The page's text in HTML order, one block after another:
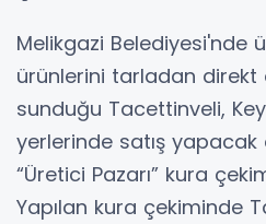
Melikgazi Belediyesi'nde
ürünlerini tarladan
sunduğu Tacettinveli,
yerlerinde satış
“Üretici Pazarı” kura
Yapılan kura çekiminde